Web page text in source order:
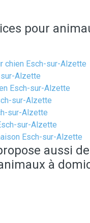
pour
chien Esch-sur-Alzette
Alzette
Esch-sur-Alzette
sur-Alzette
sur-Alzette
sur-Alzette
Esch-sur-Alzette
aussi
à